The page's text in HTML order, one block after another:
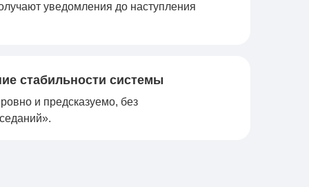
уведомления до наступления
стабильности системы
и предсказуемо, без